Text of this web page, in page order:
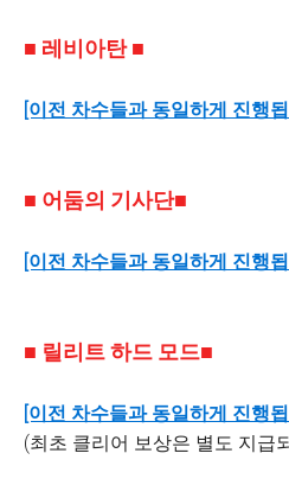
■ 레비아탄 ■
[이전 차수들과 동일하게 진행
■ 어둠의 기사단■
[이전 차수들과 동일하게 진행
■ 릴리트 하드 모드■
[이전 차수들과 동일하게 진행
(최초 클리어 보상은 별도 지급